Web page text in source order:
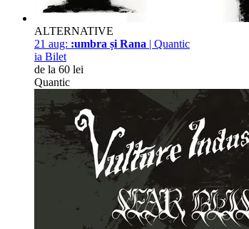
ALTERNATIVE
21 aug: :umbra și Rana | Quantic
ia Bilet
de la 60 lei
Quantic